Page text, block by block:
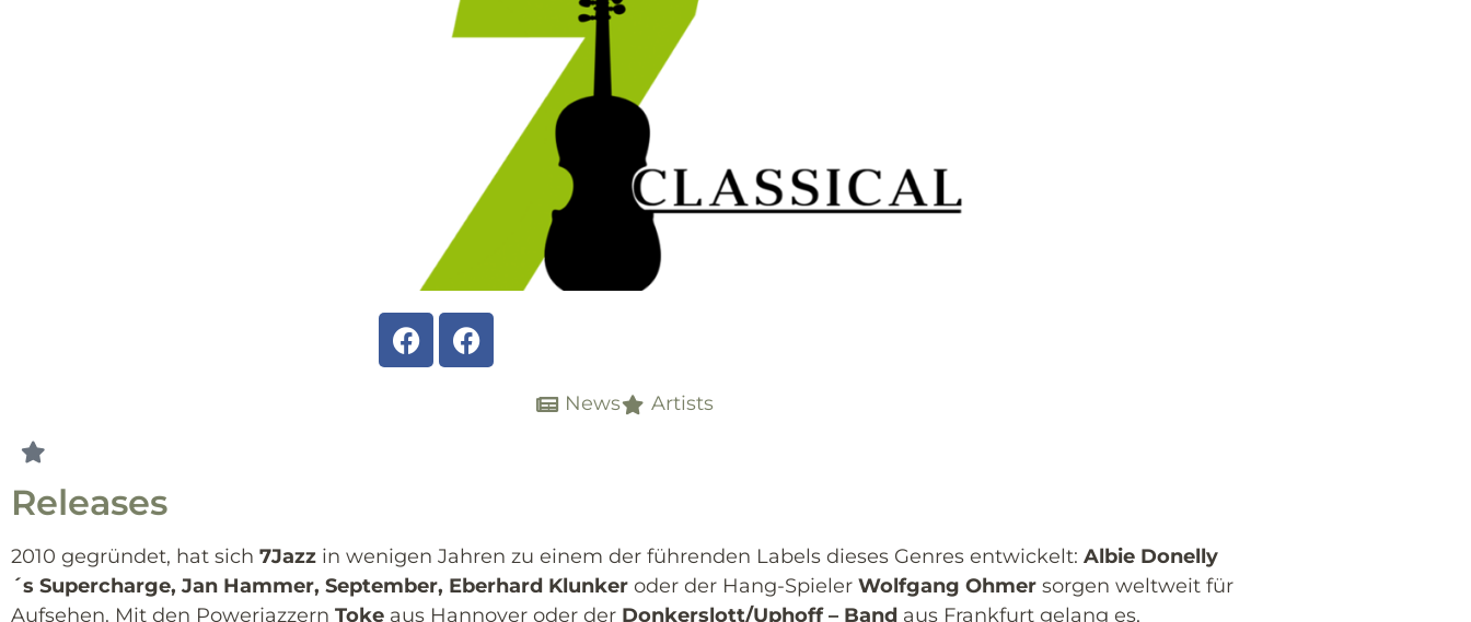
News Artists
Releases
2010 gegründet, hat sich 7Jazz in wenigen Jahren zu einem der führenden Labels dieses Genres entwickelt: Albie Donelly
´s Supercharge, Jan Hammer, September, Eberhard Klunker oder der Hang-Spieler Wolfgang Ohmer sorgen weltweit für
Aufsehen. Mit den Powerjazzern Toke aus Hannover oder der Donkerslott/Uphoff – Band aus Frankfurt gelang es,